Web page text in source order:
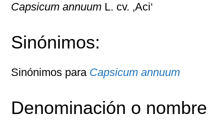
Capsicum annuum L. cv. ‚Aci‘
Sinónimos:
Sinónimos para Capsicum annuum
Denominación o nombre